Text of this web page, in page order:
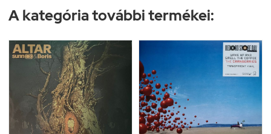
A kategória további termékei: